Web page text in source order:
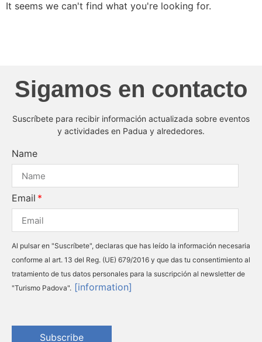
It seems we can't find what you're looking for.
Sigamos en contacto
Suscríbete para recibir información actualizada sobre eventos
y actividades en Padua y alrededores.
Name
Email
Al pulsar en "Suscríbete", declaras que has leído la información necesaria
conforme al art. 13 del Reg. (UE) 679/2016 y que das tu consentimiento al
tratamiento de tus datos personales para la suscripción al newsletter de
"Turismo Padova". [information]
Subscribe